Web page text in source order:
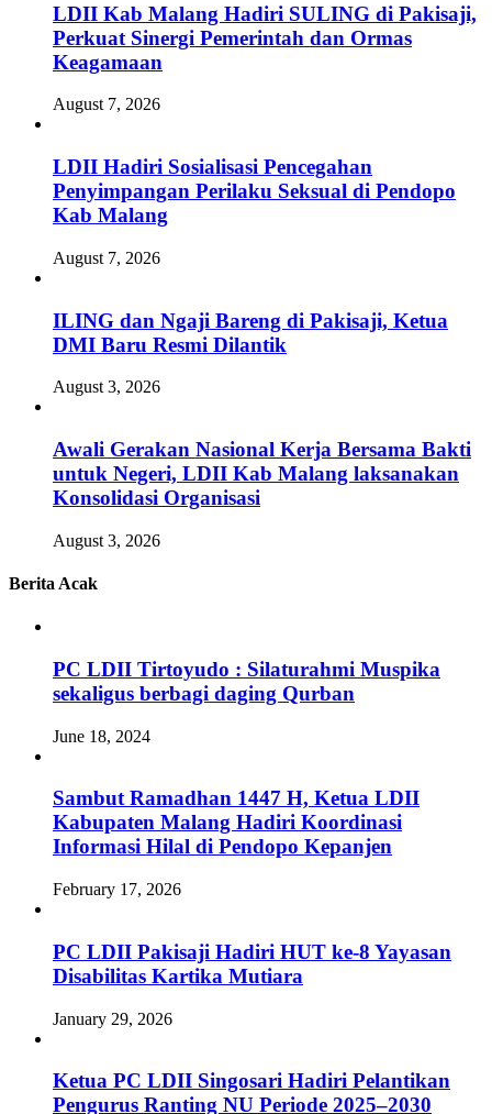
LDII Kab Malang Hadiri SULING di Pakisaji,
Perkuat Sinergi Pemerintah dan Ormas
Keagamaan
August 7, 2026
LDII Hadiri Sosialisasi Pencegahan
Penyimpangan Perilaku Seksual di Pendopo
Kab Malang
August 7, 2026
ILING dan Ngaji Bareng di Pakisaji, Ketua
DMI Baru Resmi Dilantik
August 3, 2026
Awali Gerakan Nasional Kerja Bersama Bakti
untuk Negeri, LDII Kab Malang laksanakan
Konsolidasi Organisasi
August 3, 2026
Berita Acak
PC LDII Tirtoyudo : Silaturahmi Muspika
sekaligus berbagi daging Qurban
June 18, 2024
Sambut Ramadhan 1447 H, Ketua LDII
Kabupaten Malang Hadiri Koordinasi
Informasi Hilal di Pendopo Kepanjen
February 17, 2026
PC LDII Pakisaji Hadiri HUT ke-8 Yayasan
Disabilitas Kartika Mutiara
January 29, 2026
Ketua PC LDII Singosari Hadiri Pelantikan
Pengurus Ranting NU Periode 2025–2030